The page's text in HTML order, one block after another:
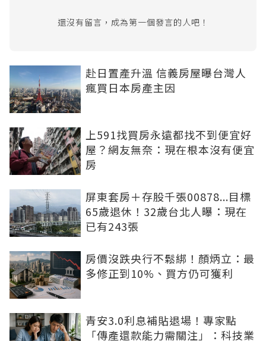
還沒有留言，成為第一個發言的人吧！
赴日置產升溫 信義房屋曝台灣人
瘋買日本房產主因
上591找買房永遠都找不到便宜好
屋？網友無奈：現在根本沒有便宜
房
屏東套房＋存股千張00878...目標
65歲退休！32歲台北人曝：現在
已有243張
房價沒跌央行不鬆綁！顏炳立：最
多修正到10%、買方仍可獲利
青安3.0利息補貼退場！專家點
「傳產還款能力需關注」：科技業